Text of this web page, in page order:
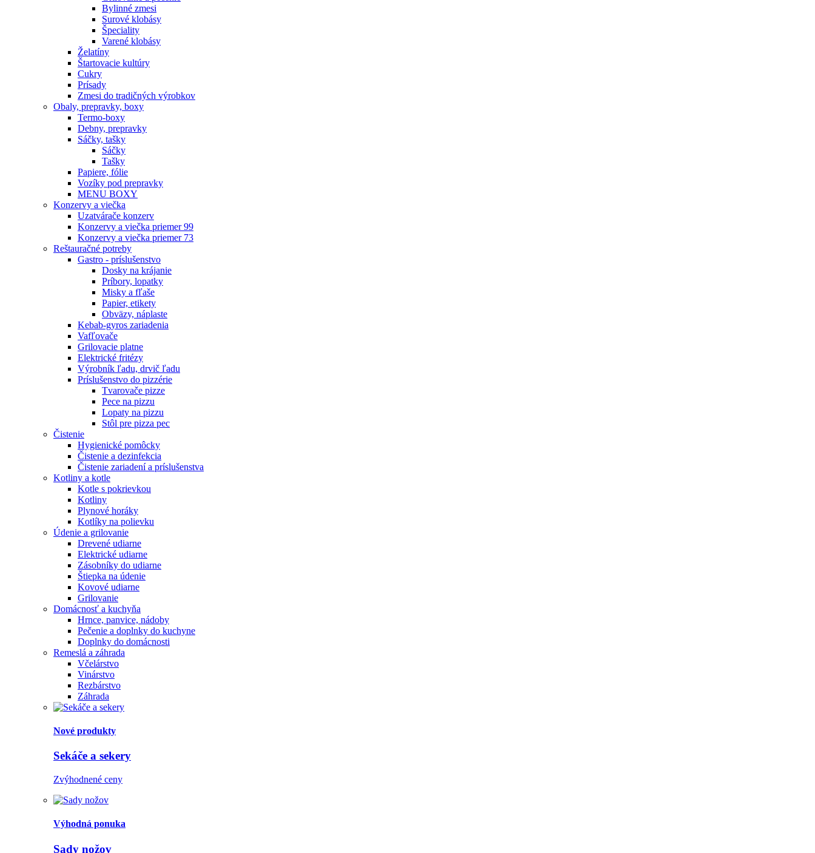
Bylinné zmesi
Surové klobásy
Špeciality
Varené klobásy
Želatíny
Štartovacie kultúry
Cukry
Prísady
Zmesi do tradičných výrobkov
Obaly, prepravky, boxy
Termo-boxy
Debny, prepravky
Sáčky, tašky
Sáčky
Tašky
Papiere, fólie
Vozíky pod prepravky
MENU BOXY
Konzervy a viečka
Uzatvárače konzerv
Konzervy a viečka priemer 99
Konzervy a viečka priemer 73
Reštauračné potreby
Gastro - príslušenstvo
Dosky na krájanie
Príbory, lopatky
Misky a fľaše
Papier, etikety
Obväzy, náplaste
Kebab-gyros zariadenia
Vafľovače
Grilovacie platne
Elektrické fritézy
Výrobník ľadu, drvič ľadu
Príslušenstvo do pizzérie
Tvarovače pizze
Pece na pizzu
Lopaty na pizzu
Stôl pre pizza pec
Čistenie
Hygienické pomôcky
Čistenie a dezinfekcia
Čistenie zariadení a príslušenstva
Kotliny a kotle
Kotle s pokrievkou
Kotliny
Plynové horáky
Kotlíky na polievku
Údenie a grilovanie
Drevené udiarne
Elektrické udiarne
Zásobníky do udiarne
Štiepka na údenie
Kovové udiarne
Grilovanie
Domácnosť a kuchyňa
Hrnce, panvice, nádoby
Pečenie a doplnky do kuchyne
Doplnky do domácnosti
Remeslá a záhrada
Včelárstvo
Vinárstvo
Rezbárstvo
Záhrada
Nové produkty
Sekáče a sekery
Zvýhodnené ceny
Výhodná ponuka
Sady nožov